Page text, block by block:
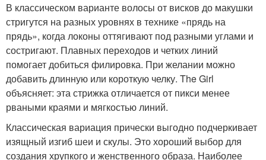
В классическом варианте волосы от висков до макушки
стригутся на разных уровнях в технике «прядь на
прядь», когда локоны оттягивают под разными углами и
состригают. Плавных переходов и четких линий
помогает добиться филировка. При желании можно
добавить длинную или короткую челку. The Girl
объясняет: эта стрижка отличается от пикси менее
рваными краями и мягкостью линий.
Классическая вариация прически выгодно подчеркивает
изящный изгиб шеи и скулы. Это хороший выбор для
создания хрупкого и женственного образа. Наиболее